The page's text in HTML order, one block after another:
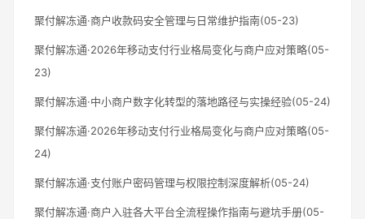
聚付解冻通·商户收款码安全管理与日常维护指南(05-23)
聚付解冻通·2026年移动支付行业格局变化与商户应对策略(05-
23)
聚付解冻通·中小商户数字化转型的落地路径与实操经验(05-24)
聚付解冻通·2026年移动支付行业格局变化与商户应对策略(05-
24)
聚付解冻通·支付账户密码管理与权限控制深度解析(05-24)
聚付解冻通·商户入驻各大平台全流程操作指南与避坑手册(05-